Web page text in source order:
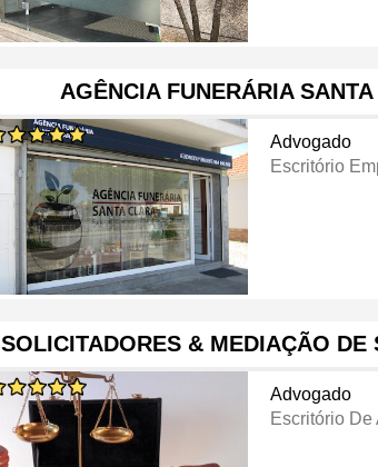
AGÊNCIA FUNERÁRIA
Advogado
Escritório
SOLICITADORES & MEDIAÇÃO
Advogado
Escritório De